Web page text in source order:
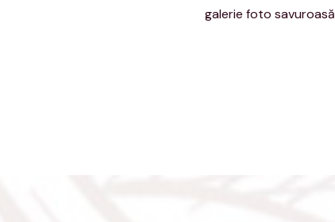
galerie foto savuroasă